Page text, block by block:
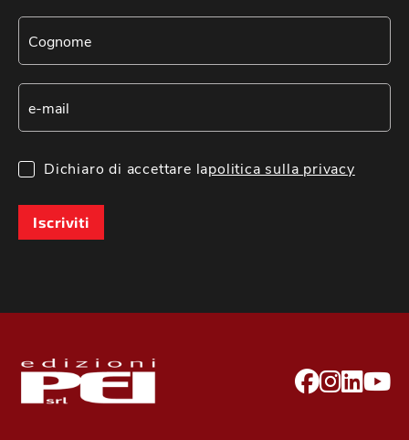
Dichiaro di accettare lapolitica sulla privacy
Iscriviti